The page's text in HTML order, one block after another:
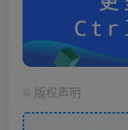
© 版权声明